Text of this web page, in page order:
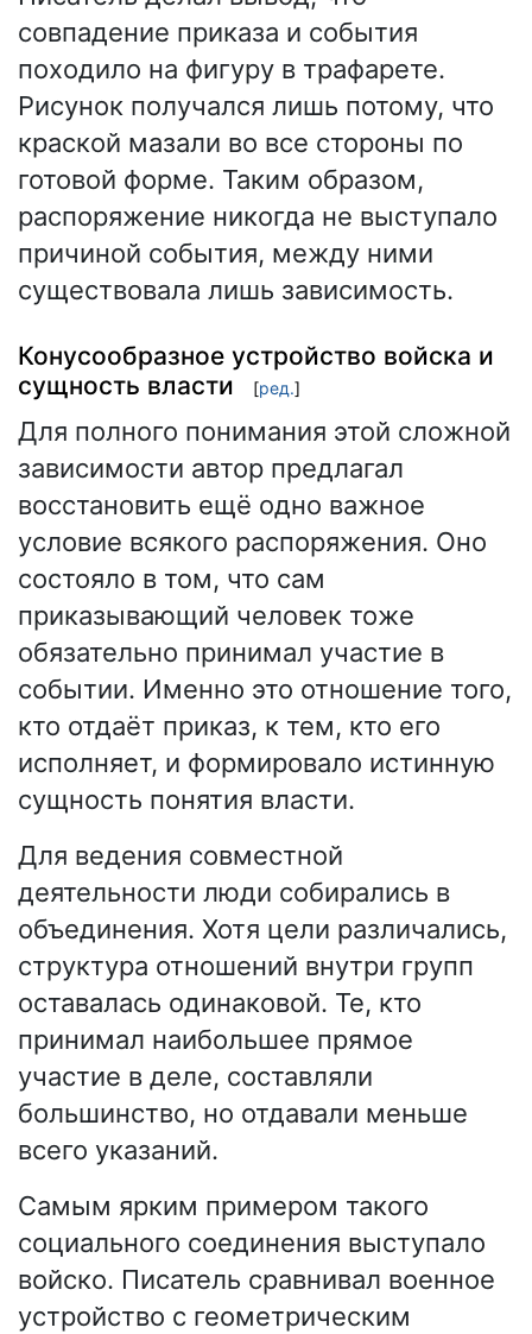
совпадение приказа и события
походило на фигуру в трафарете.
Рисунок получался лишь потому, что
краской мазали во все стороны по
готовой форме. Таким образом,
распоряжение никогда не выступало
причиной события, между ними
существовала лишь зависимость.
Конусообразное устройство войска и
сущность власти
[ред.]
Для полного понимания этой сложной
зависимости автор предлагал
восстановить ещё одно важное
условие всякого распоряжения. Оно
состояло в том, что сам
приказывающий человек тоже
обязательно принимал участие в
событии. Именно это отношение того,
кто отдаёт приказ, к тем, кто его
исполняет, и формировало истинную
сущность понятия власти.
Для ведения совместной
деятельности люди собирались в
объединения. Хотя цели различались,
структура отношений внутри групп
оставалась одинаковой. Те, кто
принимал наибольшее прямое
участие в деле, составляли
большинство, но отдавали меньше
всего указаний.
Самым ярким примером такого
социального соединения выступало
войско. Писатель сравнивал военное
устройство с геометрическим